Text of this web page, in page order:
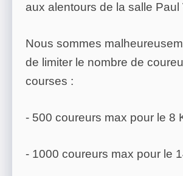
aux alentours de la salle Paul
Nous sommes
de limiter le nombre de
courses :
- 500 coureurs max pour le 8
- 1000 coureurs max pour le